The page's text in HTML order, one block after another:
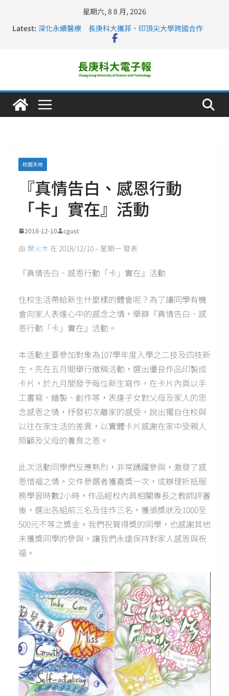
星期六, 8 8 月, 2026
Latest: 深化永續醫療 長庚科大攜菲、印頂尖大學跨國合作
長庚科大訪凱瑟醫療集團、美容學校收穫豐
仁德醫專與長庚科大締結策略聯盟 培育護理尖兵
長庚科大連四年穩居《遠見》醫學大學第5名 辦學實力再
校園天地
『真情告白、感恩行動
「卡」實在』活動
2018-12-10 cgust
由 葉火木 在 2018/12/10 – 星期一 發表
『真情告白、感恩行動「卡」實在』活動
住校生活帶給新生什麼樣的體會呢？為了讓同學有機
會向家人表達心中的感念之情，舉辧『真情告白、感
恩行動「卡」實在』活動。
本活動主要參加對象為107學年度入學之二技及四技新
生，先在五月間舉行徵稿活動，選出優良作品印製成
卡片，於九月間發予每位新生寫作，在卡片內頁以手
工書寫、繪製、創作等，表達子女對父母及家人的思
念感恩之情，抒發初次離家的感受，說出獨自住校與
以往在家生活的差異，以實體卡片感謝在家中受親人
照顧及父母的養育之恩。
此次活動同學們反應熱烈，非常踴躍參與，激發了感
恩惜福之情。交件參選者獲嘉獎一次，或辦理折抵服
務學習時數2小時，作品經校內具相關專長之教師評審
後，選出各組前三名及佳作三名，獲頒獎狀及1000至
500元不等之獎金。我們祝賀得獎的同學，也感謝其他
未獲獎同學的參與，讓我們永遠保持對家人感恩與祝
福。